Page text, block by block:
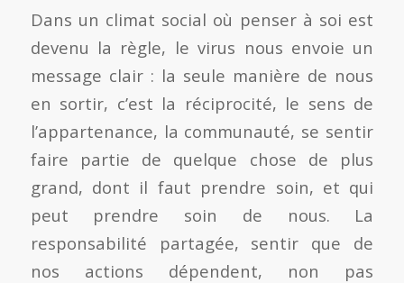
Dans un climat social où penser à soi est
devenu la règle, le virus nous envoie un
message clair : la seule manière de nous
en sortir, c’est la réciprocité, le sens de
l’appartenance, la communauté, se sentir
faire partie de quelque chose de plus
grand, dont il faut prendre soin, et qui
peut prendre soin de nous. La
responsabilité partagée, sentir que de
nos actions dépendent, non pas